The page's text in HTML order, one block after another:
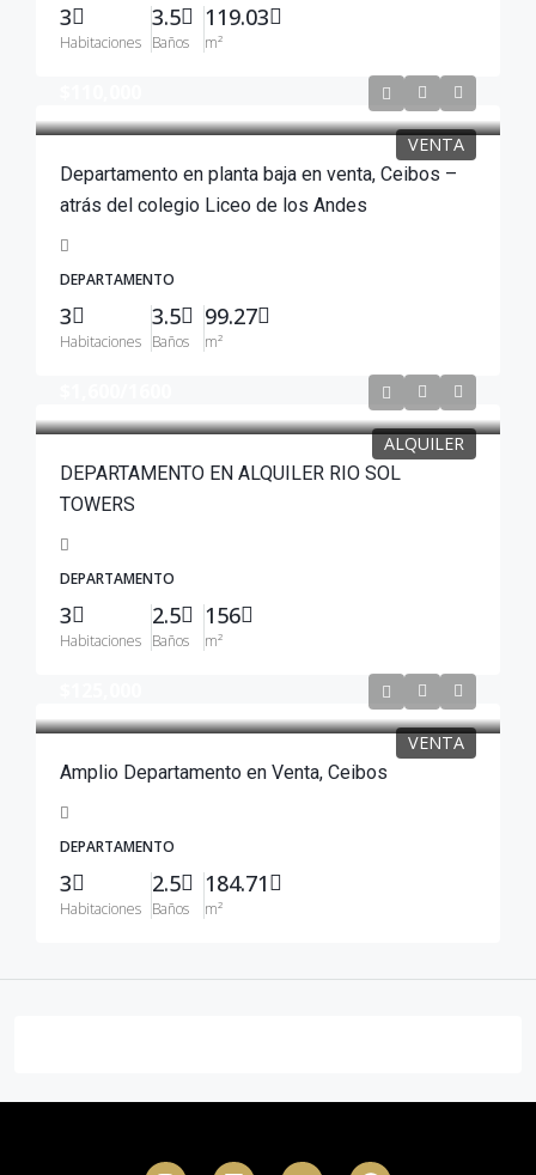
3
Habitaciones
3.5
Baños
119.03
m²
VENTA
Departamento en planta baja en venta, Ceibos –
atrás del colegio Liceo de los Andes
DEPARTAMENTO
3
Habitaciones
3.5
Baños
99.27
m²
ALQUILER
DEPARTAMENTO EN ALQUILER RIO SOL
TOWERS
DEPARTAMENTO
3
Habitaciones
2.5
Baños
156
m²
VENTA
Amplio Departamento en Venta, Ceibos
DEPARTAMENTO
3
Habitaciones
2.5
Baños
184.71
m²